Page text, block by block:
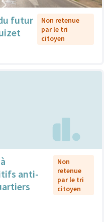
futur
Non retenue
par le tri
citoyen
anti-
Non
retenue
par le tri
citoyen